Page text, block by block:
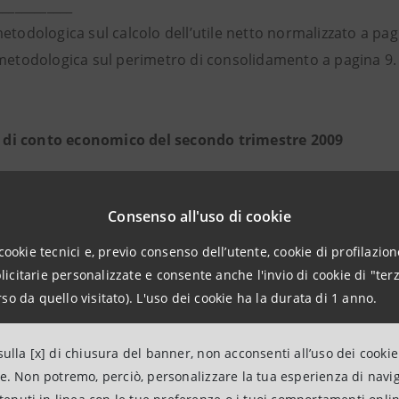
Consenso all'uso di cookie
tecnici e, previo consenso dell’utente, cookie di
personalizzate e consente anche l'invio di cookie di
da quello visitato). L'uso dei cookie ha la durata di 1 anno.
[x] di chiusura del banner, non acconsenti all’uso dei
Non potremo, perciò, personalizzare la tua esperienza di
sul calcolo dell’utile netto normalizzato a
sul perimetro di consolidamento a pagina 9.
conto economico del secondo trimestre 2009
consolidato del secondo trimestre 2009 (2)
aumento del 14,4% rispetto ai 4.136 milioni del primo
nel secondo trimestre 2009 gli interessi netti
milioni del primo trimestre 2009 e in flessione del
La crescita tra il primo e il secondo trimestre 2009
gestione delle condizioni e dall’adozione di misure di
che hanno permesso anche di contenere la flessione